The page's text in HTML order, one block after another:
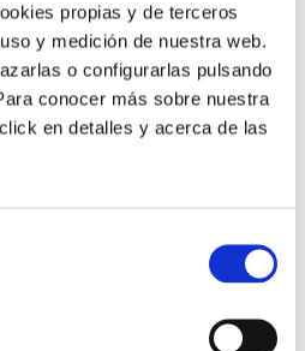
propias y de terceros
y medición de nuestra web.
o configurarlas pulsando
conocer más sobre nuestra
en detalles y acerca de las
cabo. No importa si necesita
un cliente o si tiene que pasar
detalles se guardan en su
no pierde el hilo, ni la
PARA